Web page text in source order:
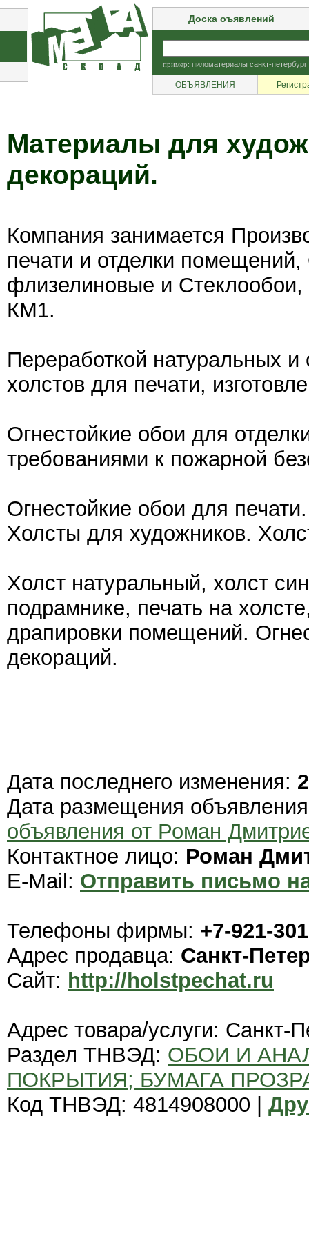
Доска оъявлений
пример: пиломатериалы санкт-петербург
ОБЪЯВЛЕНИЯ
Материалы для
декораций.
Компания занимается
печати и отделки помещений,
флизелиновые и Стеклообои,
КМ1.
Переработкой натуральных и
холстов для печати,
Огнестойкие обои для
требованиями к пожарной
Огнестойкие обои для
Холсты для художников.
Холст натуральный, холст
подрамнике, печать на
драпировки помещений.
декораций.
Дата последнего изменения:
Дата размещения
объявления от Роман
Контактное лицо: Роман
E-Mail: Отправить письмо
Телефоны фирмы: +7-921-
Адрес продавца: Санкт-
Сайт: http://holstpechat.ru
Адрес товара/услуги: Санкт-
Раздел ТНВЭД: ОБОИ И
ПОКРЫТИЯ; БУМАГА
Код ТНВЭД: 4814908000 |